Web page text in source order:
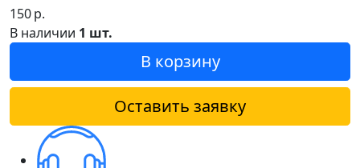
150р.
В наличии 1 шт.
В корзину
Оставить заявку